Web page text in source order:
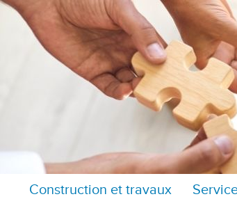
Construction et travaux